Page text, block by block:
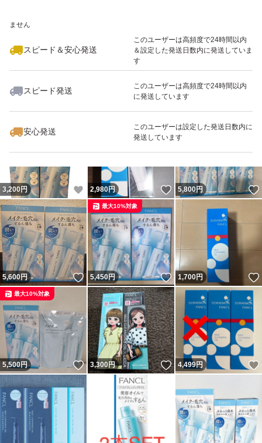
ません
スピード＆安心発送
このユーザーは高頻度で24時間以内
＆設定した発送日数内に発送していま
す
スピード発送
このユーザーは高頻度で24時間以内
に発送しています
安心発送
このユーザーは設定した発送日数内に
発送しています
いいね！
4,400
3,200円 いいね！
2,980円 いいね！
5,800円
5,600円 いいね！
5,450円 いいね！
最大10%対象
1,700円
5,500円 いいね！
最大10%対象
3,300円 いいね！
4,499円